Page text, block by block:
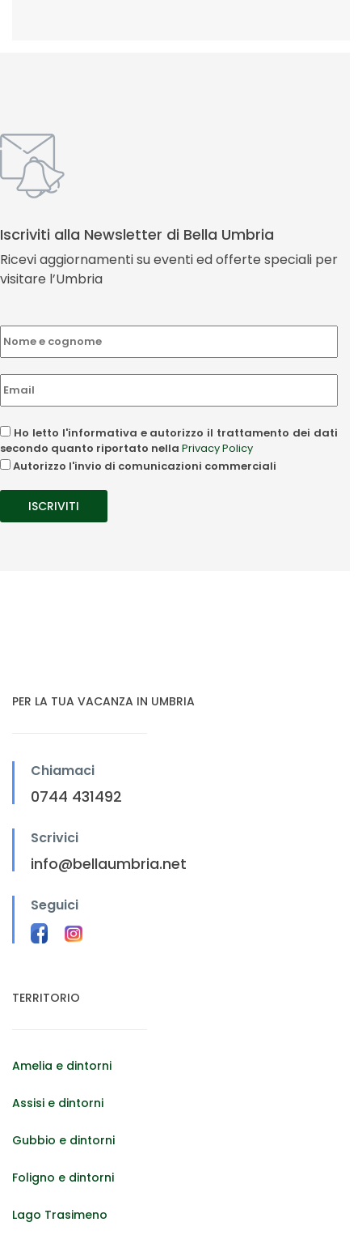
Iscriviti alla Newsletter di Bella Umbria
Ricevi aggiornamenti su eventi ed offerte speciali per
visitare l’Umbria
Ho letto l'informativa e autorizzo il trattamento dei dati
secondo quanto riportato nella Privacy Policy
Autorizzo l'invio di comunicazioni commerciali
PER LA TUA VACANZA IN UMBRIA
Chiamaci
0744 431492
Scrivici
info@bellaumbria.net
Seguici
TERRITORIO
Amelia e dintorni
Assisi e dintorni
Gubbio e dintorni
Foligno e dintorni
Lago Trasimeno